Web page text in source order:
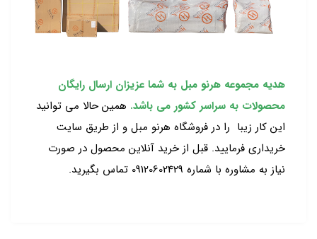
هدیه مجموعه هرنو مبل به شما عزیزان ارسال رایگان
محصولات به سراسر کشور می باشد. همین حالا می توانید
این کار زیبا را در فروشگاه هرنو مبل و از طریق سایت
خریداری فرمایید. قبل از خرید آنلاین محصول در صورت
نیاز به مشاوره با شماره 09120602429 تماس بگیرید.